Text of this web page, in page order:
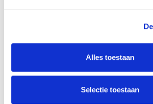
Alles toestaan
Selectie toestaan
Olaf Kerckhaert